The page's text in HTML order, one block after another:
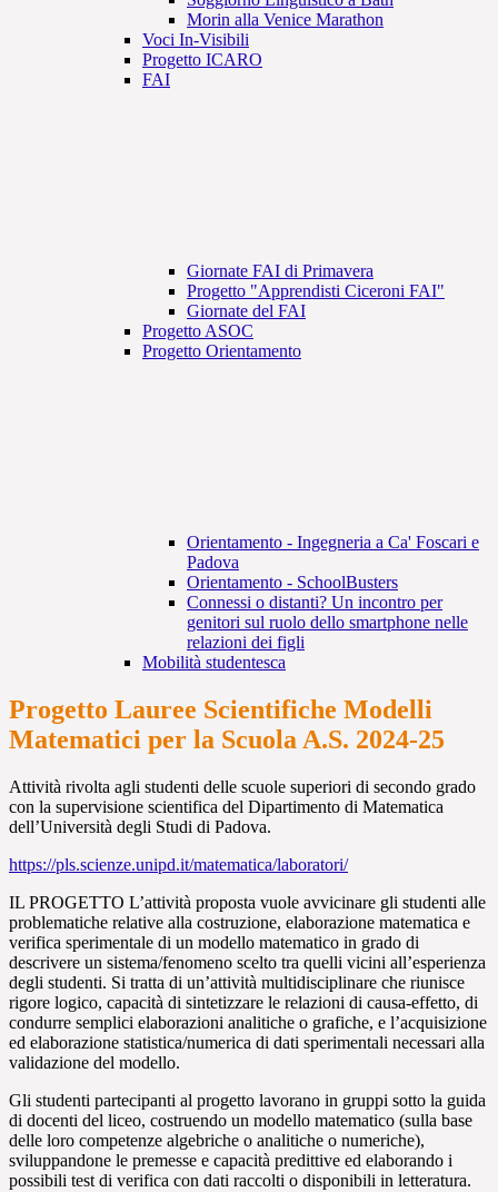
Morin alla Venice Marathon
Voci In-Visibili
Progetto ICARO
FAI
Giornate FAI di Primavera
Progetto "Apprendisti Ciceroni FAI"
Giornate del FAI
Progetto ASOC
Progetto Orientamento
Orientamento - Ingegneria a Ca' Foscari e
Padova
Orientamento - SchoolBusters
Connessi o distanti? Un incontro per
genitori sul ruolo dello smartphone nelle
relazioni dei figli
Mobilità studentesca
Progetto Lauree Scientifiche Modelli
Matematici per la Scuola A.S. 2024-25
Attività rivolta agli studenti delle scuole superiori di secondo grado
con la supervisione scientifica del Dipartimento di Matematica
dell’Università degli Studi di Padova.
https://pls.scienze.unipd.it/matematica/laboratori/
IL PROGETTO L’attività proposta vuole avvicinare gli studenti alle
problematiche relative alla costruzione, elaborazione matematica e
verifica sperimentale di un modello matematico in grado di
descrivere un sistema/fenomeno scelto tra quelli vicini all’esperienza
degli studenti. Si tratta di un’attività multidisciplinare che riunisce
rigore logico, capacità di sintetizzare le relazioni di causa-effetto, di
condurre semplici elaborazioni analitiche o grafiche, e l’acquisizione
ed elaborazione statistica/numerica di dati sperimentali necessari alla
validazione del modello.
Gli studenti partecipanti al progetto lavorano in gruppi sotto la guida
di docenti del liceo, costruendo un modello matematico (sulla base
delle loro competenze algebriche o analitiche o numeriche),
sviluppandone le premesse e capacità predittive ed elaborando i
possibili test di verifica con dati raccolti o disponibili in letteratura.